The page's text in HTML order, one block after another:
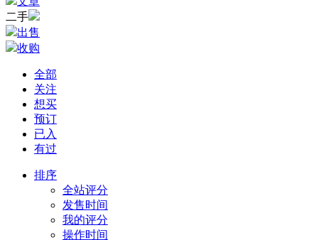
二手
出售
收购
全部
关注
想买
预订
已入
有过
排序
全站评分
发售时间
我的评分
操作时间